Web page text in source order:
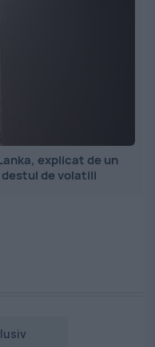
explicat de un
de volatili